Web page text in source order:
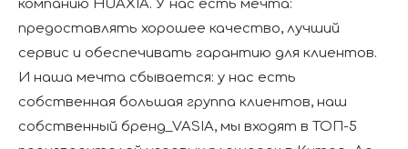
компанию HUAXIA. У нас есть мечта:
предоставлять хорошее качество, лучший
сервис и обеспечивать гарантию для клиентов.
И наша мечта сбывается: у нас есть
собственная большая группа клиентов, наш
собственный бренд_VASIA, мы входят в ТОП-5